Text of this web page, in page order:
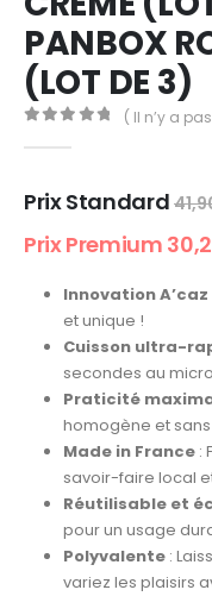
PANBOX
(LOT DE 3)
( Il n’y a
Prix Standard
Prix Premium
Innovation A’caz
et unique !
Cuisson ultra-
secondes au
Praticité
homogène et
Made in France :
savoir-faire local
Réutilisable et
pour un usage
Polyvalente :
variez les plaisirs